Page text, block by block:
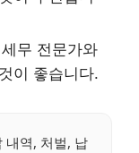
무 전문가와
이 좋습니다.
내역, 처벌, 납